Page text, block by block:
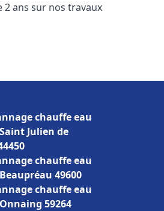
ans sur nos travaux
chauffe eau
Julien de
chauffe eau
49600
chauffe eau
59264